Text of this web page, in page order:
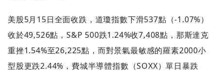
美股5月15日全面收跌，道瓊指數下滑537點（-1.07%）
收於49,526點，S&P 500跌1.24%收7,408點，那斯達克
重挫1.54%至26,225點，而對景氣最敏感的羅素2000小
型股更跌2.44%，費城半導體指數（SOXX）單日暴跌